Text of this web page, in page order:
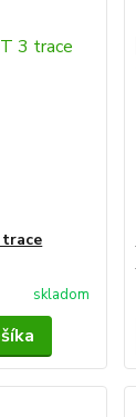
trace
skladom